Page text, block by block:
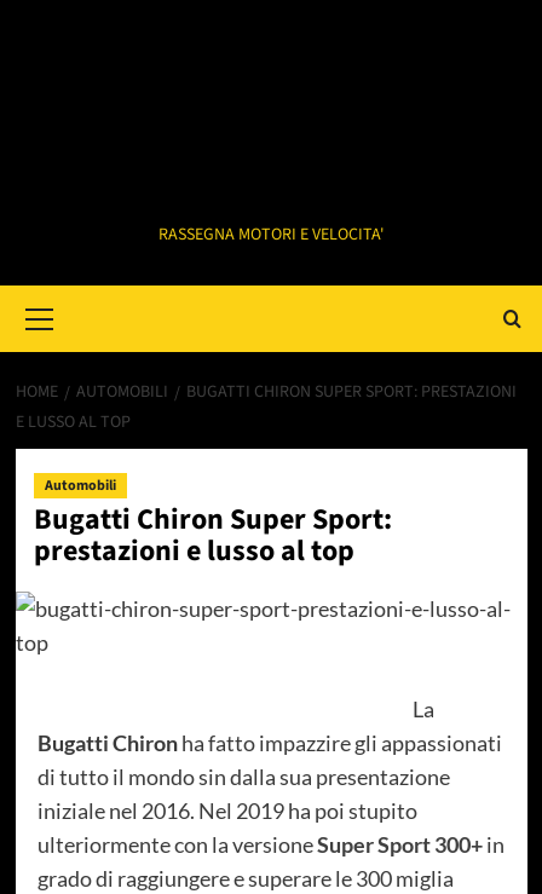
RASSEGNA MOTORI E VELOCITA'
Menu
HOME AUTOMOBILI
BUGATTI CHIRON SUPER SPORT: PRESTAZIONI
E LUSSO AL TOP
Automobili
Bugatti Chiron Super Sport:
prestazioni e lusso al top
La
Bugatti Chironha fatto impazzire gli appassionati
di tutto il mondo sin dalla sua presentazione
iniziale nel 2016. Nel 2019 ha poi stupito
ulteriormente con la versioneSuper Sport 300+in
grado di raggiungere e superare le 300 miglia